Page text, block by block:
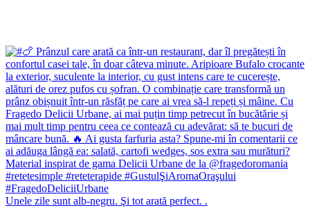
Unele zile sunt alb-negru. Şi tot arată perfect. .